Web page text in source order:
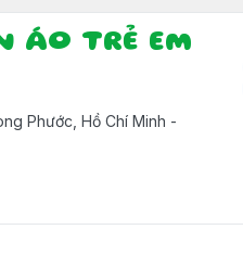
ÁO TRẺ EM
Phước, Hồ Chí Minh -